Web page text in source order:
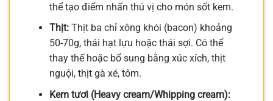
thể tạo điểm nhấn thú vị cho món sốt kem.
Thịt:Thịt ba chỉ xông khói (bacon) khoảng
50-70g, thái hạt lựu hoặc thái sợi. Có thể
thay thế hoặc bổ sung bằng xúc xích, thịt
nguội, thịt gà xé, tôm.
Kem tươi (Heavy cream/Whipping cream):